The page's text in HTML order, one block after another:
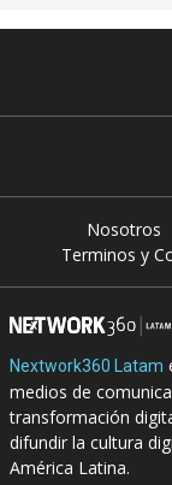
Nosotros
Terminos y
Nextwork360 Latam
medios de
transformación
difundir la cultura
América Latina.